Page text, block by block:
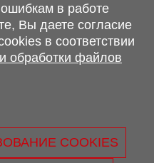
предоставленная на сайте
технических
а также стоимости и
характер и
определяемой п.2 ст.407
Беларусь.
данных
файлов cookie.
в работе
Вы даете согласие
в соответствии
обработки файлов
COOKIES